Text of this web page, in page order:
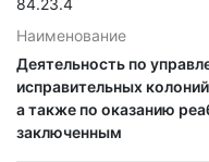
84.23.4
Наименование
Деятельность по
исправительных
а также по оказанию
заключенным